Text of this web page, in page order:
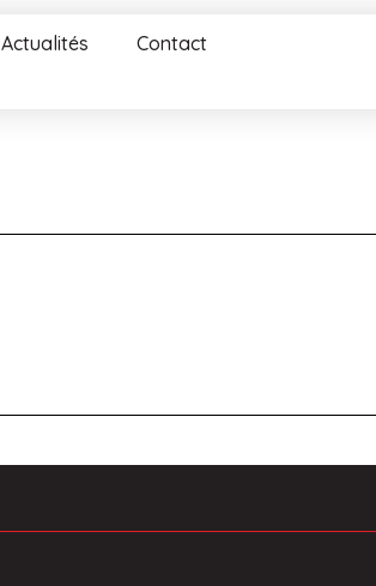
Actualités Contact